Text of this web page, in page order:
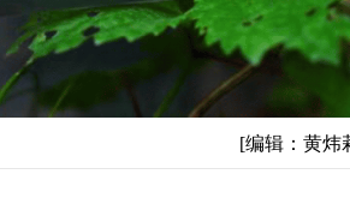
[编辑：黄炜